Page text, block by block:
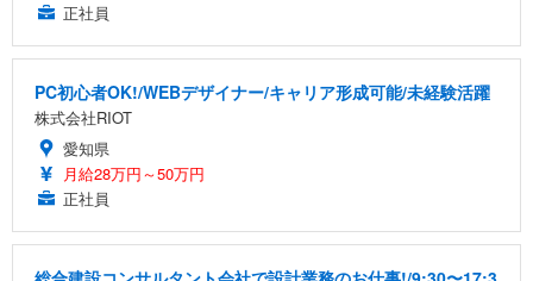
正社員
PC初心者OK!/WEBデザイナー/キャリア形成可能/未経験活躍
株式会社RIOT
愛知県
月給28万円～50万円
正社員